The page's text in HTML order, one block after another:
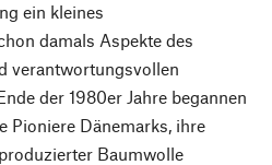
ein kleines
damals Aspekte des
verantwortungsvollen
der 1980er Jahre begannen
Pioniere Dänemarks, ihre
Baumwolle